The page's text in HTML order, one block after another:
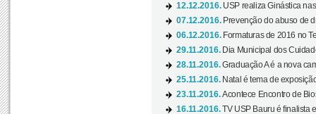
12.12.2016. USP realiza Ginástica
07.12.2016. Prevenção do abuso de
06.12.2016. Formaturas de 2016 no
29.11.2016. Dia Municipal dos
28.11.2016.Graduação A é a nova
25.11.2016. Natal é tema de
23.11.2016.Acontece Encontro de
16.11.2016.TV USP Bauru é finalista